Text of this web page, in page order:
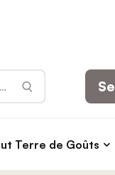
Terre de Goûts